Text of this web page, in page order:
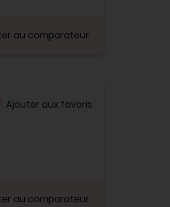
au comparateur
Ajouter aux favoris
au comparateur